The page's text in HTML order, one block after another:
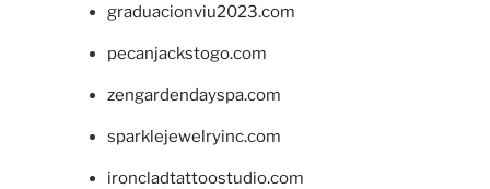
graduacionviu2023.com
pecanjackstogo.com
zengardendayspa.com
sparklejewelryinc.com
ironcladtattoostudio.com